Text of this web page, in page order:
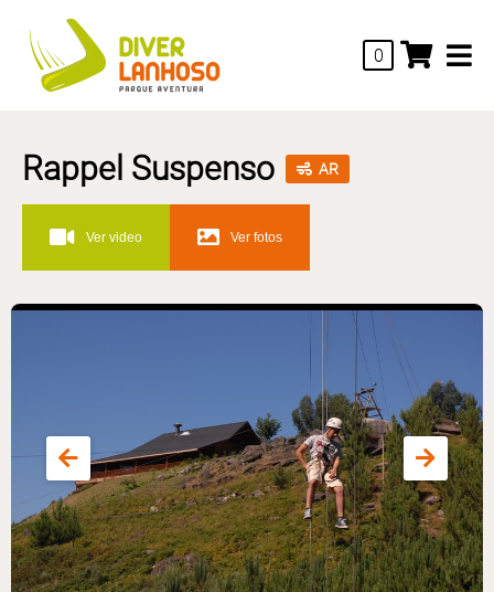
0
Rappel Suspenso AR
Ver video Ver fotos